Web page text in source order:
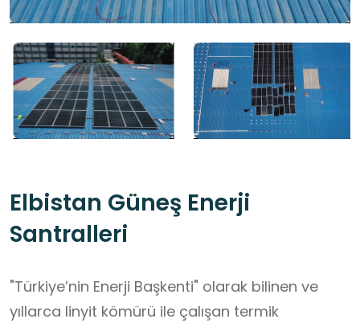
Elbistan Güneş Enerji
Santralleri
"Türkiye’nin Enerji Başkenti" olarak bilinen ve
yıllarca linyit kömürü ile çalışan termik